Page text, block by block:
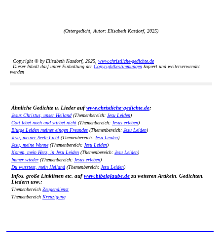
(Ostergedicht, Autor: Elisabeth Kasdorf, 2025)
Copyright © by Elisabeth Kasdorf, 2025, www.christliche-gedichte.de
Dieser Inhalt darf unter Einhaltung der Copyrightbestimmungen kopiert und weiterverwendet
werden
Ähnliche Gedichte u. Lieder aufwww.christliche-gedichte.de:
Jesus Christus, unser Heiland (Themenbereich: Jesu Leiden)
Gott lebet noch und stirbet nicht (Themenbereich: Jesus erleben)
Blutge Leiden meines eingen Freundes (Themenbereich: Jesu Leiden)
Jesu, meiner Seele Licht (Themenbereich: Jesu Leiden)
Jesu, meine Wonne(Themenbereich: Jesu Leiden)
Komm, mein Herz, in Jesu Leiden (Themenbereich: Jesu Leiden)
Immer wieder (Themenbereich: Jesus erleben)
Du wusstest, mein Heiland (Themenbereich: Jesu Leiden)
Infos, große Linklisten etc. aufwww.bibelglaube.de zu weiteren Artikeln, Gedichten,
Liedern usw.:
Themenbereich Zeugendienst
Themenbereich Kreuzigung